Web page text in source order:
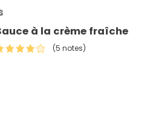
à la crème fraîche
(5 notes)